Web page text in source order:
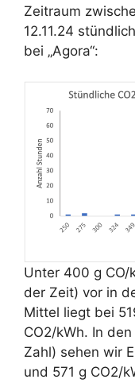
Zeitraum
12.11.24
bei „Agora“:
Unter 400 g CO/
der Zeit) vor in
Mittel liegt bei
CO2/kWh. In
Zahl) sehen wir
und 571 g CO2/